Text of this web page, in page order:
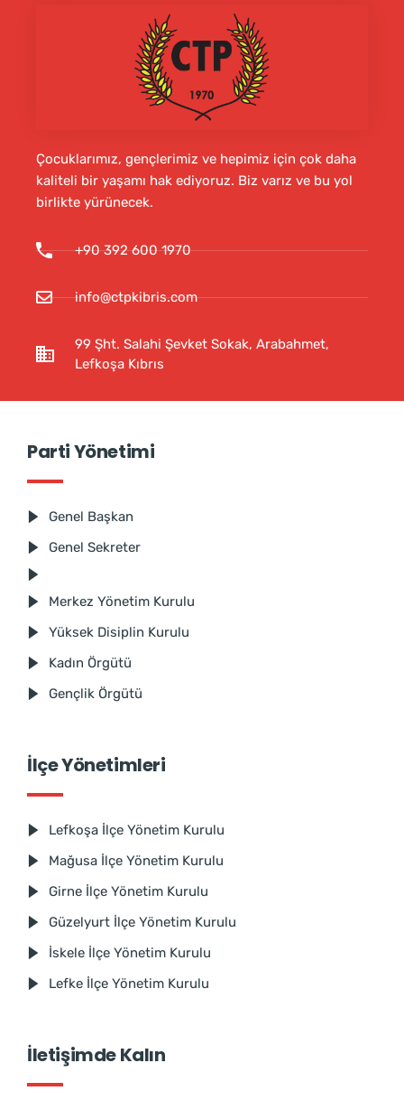
Çocuklarımız, gençlerimiz ve hepimiz için çok daha
kaliteli bir yaşamı hak ediyoruz. Biz varız ve bu yol
birlikte yürünecek.
+90 392 600 1970
info@ctpkibris.com
99 Şht. Salahi Şevket Sokak, Arabahmet,
Lefkoşa Kıbrıs
Parti Yönetimi
Genel Başkan
Genel Sekreter
Merkez Yönetim Kurulu
Yüksek Disiplin Kurulu
Kadın Örgütü
Gençlik Örgütü
İlçe Yönetimleri
Lefkoşa İlçe Yönetim Kurulu
Mağusa İlçe Yönetim Kurulu
Girne İlçe Yönetim Kurulu
Güzelyurt İlçe Yönetim Kurulu
İskele İlçe Yönetim Kurulu
Lefke İlçe Yönetim Kurulu
İletişimde Kalın